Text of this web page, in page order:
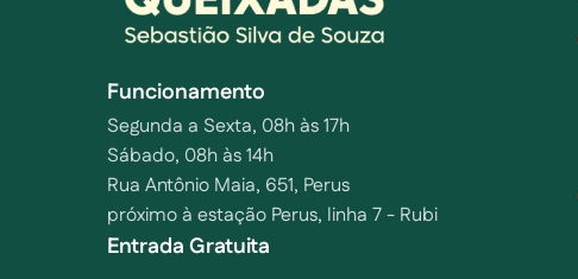
Funcionamento
Segunda a Sexta, 08h às 17h
Sábado, 08h às 14h
Rua Antônio Maia, 651, Perus
próximo à estação Perus, linha 7 - Rubi
Entrada Gratuita